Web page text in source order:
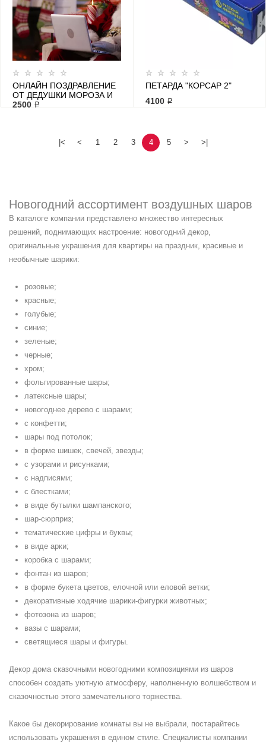
ОНЛАЙН ПОЗДРАВЛЕНИЕ
ОТ ДЕДУШКИ МОРОЗА И
СНЕГУРОЧКИ
2500 ₽
ПЕТАРДА "КОРСАР 2"
4100 ₽
|< < 1 2 3 4 5 > >|
Новогодний ассортимент воздушных шаров
В каталоге компании представлено множество интересных
решений, поднимающих настроение: новогодний декор,
оригинальные украшения для квартиры на праздник, красивые и
необычные шарики:
розовые;
красные;
голубые;
синие;
зеленые;
черные;
хром;
фольгированные шары;
латексные шары;
новогоднее дерево с шарами;
с конфетти;
шары под потолок;
в форме шишек, свечей, звезды;
с узорами и рисунками;
с надписями;
с блестками;
в виде бутылки шампанского;
шар-сюрприз;
тематические цифры и буквы;
в виде арки;
коробка с шарами;
фонтан из шаров;
в форме букета цветов, елочной или еловой ветки;
декоративные ходячие шарики-фигурки животных;
фотозона из шаров;
вазы с шарами;
светящиеся шары и фигуры.
Декор дома сказочными новогодними композициями из шаров
способен создать уютную атмосферу, наполненную волшебством и
сказочностью этого замечательного торжества.
Какое бы декорирование комнаты вы не выбрали, постарайтесь
использовать украшения в едином стиле. Специалисты компании